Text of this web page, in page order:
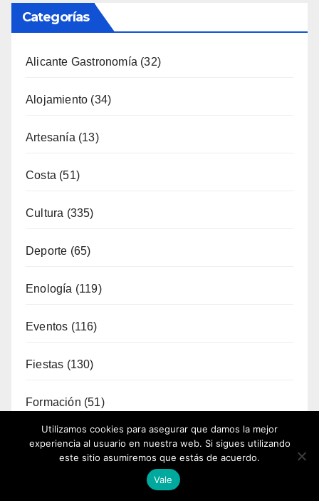
Categorías
Alicante Gastronomía (32)
Alojamiento (34)
Artesanía (13)
Costa (51)
Cultura (335)
Deporte (65)
Enología (119)
Eventos (116)
Fiestas (130)
Formación (51)
Fotoperiodismo(7)
Utilizamos cookies para asegurar que damos la mejor
experiencia al usuario en nuestra web. Si sigues utilizando
este sitio asumiremos que estás de acuerdo.
Vale